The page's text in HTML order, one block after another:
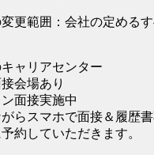
更範囲：会社の定める
ャリアセンター
会場あり
面接実施中
らスマホで面接＆履歴
約していただきます。